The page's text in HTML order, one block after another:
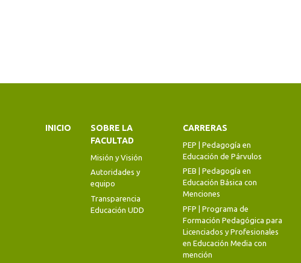
INICIO
SOBRE LA
FACULTAD
Misión y Visión
Autoridades y
equipo
Transparencia
Educación UDD
CARRERAS
PEP | Pedagogía en
Educación de Párvulos
PEB | Pedagogía en
Educación Básica con
Menciones
PFP | Programa de
Formación Pedagógica para
Licenciados y Profesionales
en Educación Media con
mención